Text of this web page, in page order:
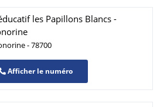
les Papillons Blancs -
- 78700
Afficher le numéro